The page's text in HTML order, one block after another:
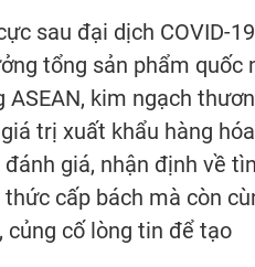
sau đại dịch COVID-
tổng sản phẩm quốc
ASEAN, kim ngạch
trị xuất khẩu hàng hóa
giá, nhận định về
cấp bách mà còn
củng cố lòng tin để tạo